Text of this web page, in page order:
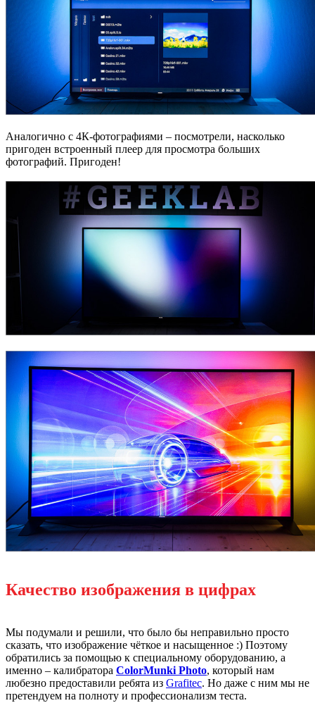
Аналогично с 4К-фотографиями – посмотрели, насколько
пригоден встроенный плеер для просмотра больших
фотографий. Пригоден!
Качество изображения в цифрах
Мы подумали и решили, что было бы неправильно просто
сказать, что изображение чёткое и насыщенное :) Поэтому
обратились за помощью к специальному оборудованию, а
именно – калибратора ColorMunki Photo, который нам
любезно предоставили ребята из Grafitec. Но даже с ним мы не
претендуем на полноту и профессионализм теста.